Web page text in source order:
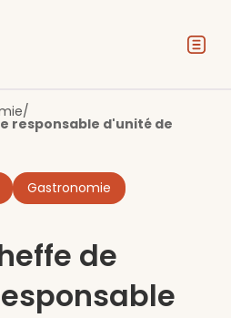
/
responsable d'unité de
Gastronomie
de